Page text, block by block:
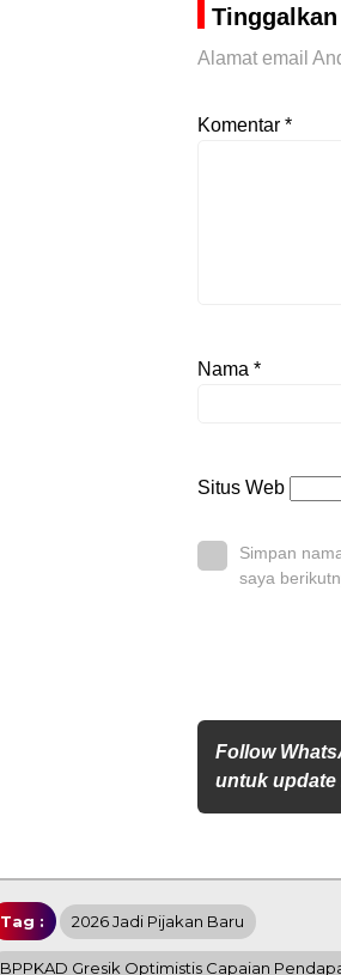
Alamat email
Komentar *
Nama *
Situs Web
Simpan
saya
Follow
untuk update
Tag : 2026 Jadi Pijakan Baru
BPPKAD Gresik Optimistis Capaian